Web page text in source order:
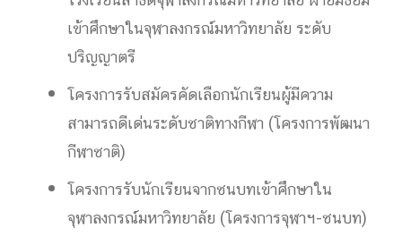
เข้าศึกษาในจุฬาลงกรณ์มหาวิทยาลัย ระดับ
ปริญญาตรี
โครงการรับสมัครคัดเลือกนักเรียนผู้มีความ
สามารถดีเด่นระดับชาติทางกีฬา (โครงการพัฒนา
กีฬาชาติ)
โครงการรับนักเรียนจากชนบทเข้าศึกษาใน
จุฬาลงกรณ์มหาวิทยาลัย (โครงการจุฬาฯ-ชนบท)